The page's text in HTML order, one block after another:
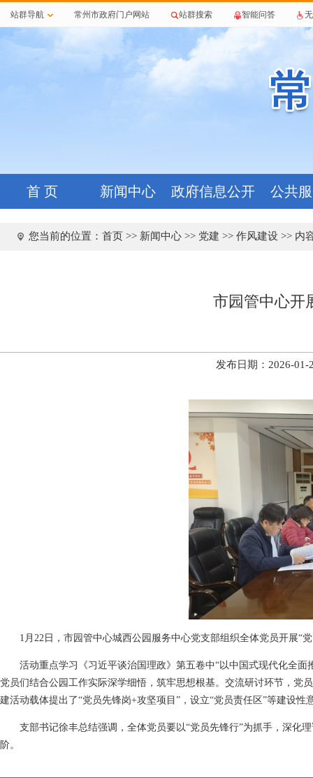
站群导航 常州市政府门户网站 站群搜索 智能问答
首 页 新闻中心 政府信息公开 公共
您当前的位置： 首页 >> 新闻中心 >> 党建 >> 作风建设 >> 内
市园管中心开
发布日期：2026-
1月22日，市园管中心城西公园服务中心党支部组织全体党员开展“
活动重点学习《习近平谈治国理政》第五卷中“以中国式现代化全
党员们结合公园工作实际深学细悟，筑牢思想根基。交流研讨环节，党
建活动载体提出了“党员先锋岗+攻坚项目”，设立“党员责任区”等建设
支部书记徐丰总结强调，全体党员要以“党员先锋行”为抓手，深化
阶。